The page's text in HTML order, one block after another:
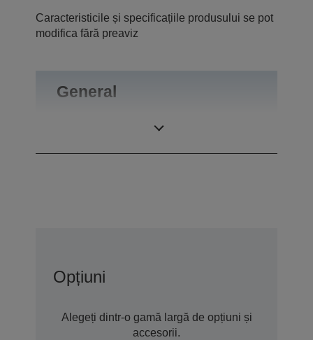
Caracteristicile și specificațiile produsului se pot
modifica fără preaviz
General
Opțiuni
Alegeți dintr-o gamă largă de opțiuni și
accesorii.